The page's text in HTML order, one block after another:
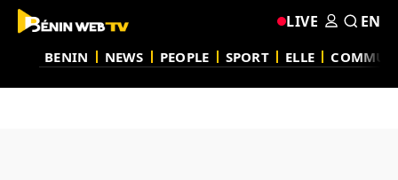
BENIN NEWS PEOPLE SPORT ELLE
LIVE EN